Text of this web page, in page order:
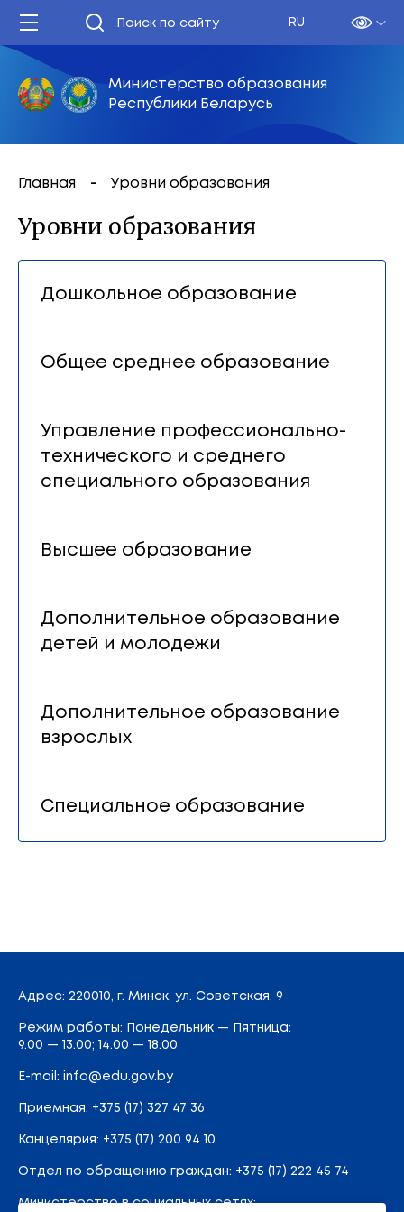
RU
Министерство образования
Республики Беларусь
Главная Уровни образования
Уровни образования
Дошкольное образование
Общее среднее образование
Управление профессионально-
технического и среднего
специального образования
Высшее образование
Дополнительное образование
детей и молодежи
Дополнительное образование
взрослых
Специальное образование
Адрес: 220010, г. Минск, ул. Советская, 9
Режим работы: Понедельник — Пятница:
9.00 — 13.00; 14.00 — 18.00
E-mail: info@edu.gov.by
Приемная: +375 (17) 327 47 36
Канцелярия: +375 (17) 200 94 10
Отдел по обращению граждан: +375 (17) 222 45 74
Министерство в социальных сетях: